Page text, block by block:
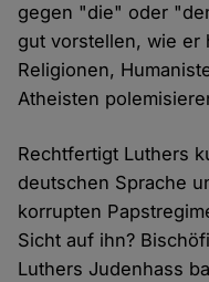
gegen "die" oder
gut vorstellen, wie er
Religionen,
Atheisten
Rechtfertigt Luthers
deutschen Sprache
korrupten
Sicht auf ihn?
Luthers Judenhass